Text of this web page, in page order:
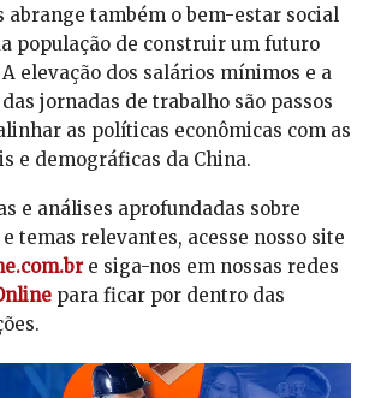
abrange também o bem-estar social
população de construir um futuro
elevação dos salários mínimos e a
jornadas de trabalho são passos
as políticas econômicas com as
e demográficas da China.
e análises aprofundadas sobre
temas relevantes, acesse nosso site
e siga-nos em nossas redes
para ficar por dentro das